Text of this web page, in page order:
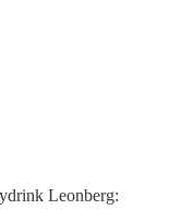
Leonberg: